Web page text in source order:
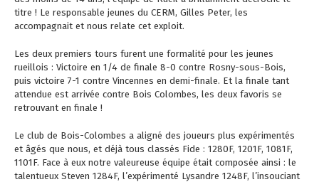
titre ! Le responsable jeunes du CERM, Gilles Peter, les
accompagnait et nous relate cet exploit.
Les deux premiers tours furent une formalité pour les jeunes
rueillois : Victoire en 1/4 de finale 8-0 contre Rosny-sous-Bois,
puis victoire 7-1 contre Vincennes en demi-finale. Et la finale tant
attendue est arrivée contre Bois Colombes, les deux favoris se
retrouvant en finale !
Le club de Bois-Colombes a aligné des joueurs plus expérimentés
et âgés que nous, et déjà tous classés Fide : 1280F, 1201F, 1081F,
1101F. Face à eux notre valeureuse équipe était composée ainsi : le
talentueux Steven 1284F, l’expérimenté Lysandre 1248F, l’insouciant